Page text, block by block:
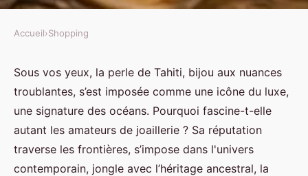
SHOPPING
Perle de Tahiti : l'histoire et la
fascination de ce trésor marin
unique
Ilyes•17 janvier 2026•9 min de lecture
Accueil›Shopping
Sous vos yeux, la perle de Tahiti, bijou aux nuances
troublantes, s’est imposée comme une icône du luxe,
une signature des océans. Pourquoi fascine-t-elle
autant les amateurs de joaillerie ? Sa réputation
traverse les frontières, s’impose dans l'univers
contemporain, jongle avec l’héritage ancestral, la